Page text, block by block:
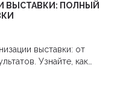
ВЫСТАВКИ: ПОЛНЫЙ
выставки: от
Узнайте, как